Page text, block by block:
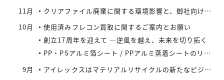
11月
クリアファイル廃棄に関する環境影響と、御社向けの最適なリサイクル・買取対策
10月
使用済みフレコン買取に関するご案内とお願い
創立17周年を迎えて —逆風を越え、未来を切り拓く
PP・PSアルミ箔シート / PPアルミ蒸着シートのリサイクル先をお探しの業者様へ
9月
アイレックスはマテリアルリサイクルの新たなビジネスに着手